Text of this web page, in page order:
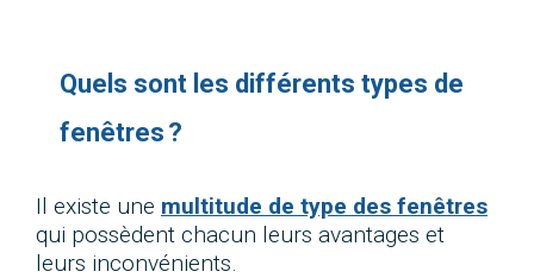
Quels sont les différents types de
fenêtres ?
Il existe une multitude de type des fenêtres
qui possèdent chacun leurs avantages et
leurs inconvénients.